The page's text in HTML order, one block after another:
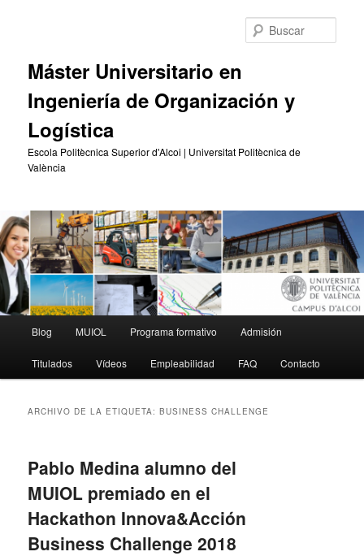
Máster Universitario en
Ingeniería de Organización y
Logística
Escola Politècnica Superior d'Alcoi | Universitat Politècnica de
València
principal
Blog MUIOL Programa formativo Admisión
Titulados Vídeos Empleabilidad FAQ Contacto
ARCHIVO DE LA ETIQUETA:BUSINESS CHALLENGE
Pablo Medina alumno del
MUIOL premiado en el
Hackathon Innova&Acción
Business Challenge 2018